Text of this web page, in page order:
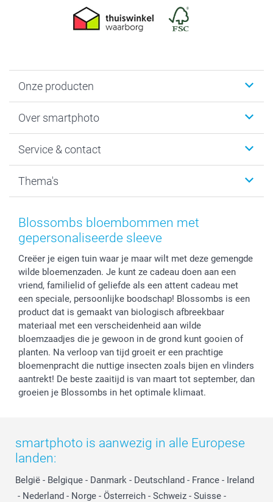
Onze producten
Fotoboeken
Fotocadeaus
Kaarten
Over smartphoto
Vacatures
Bestelproces
Herroepingsrecht
Privacy
Reviews
Prijslijst
Investor Relations
Service & contact
Tevredenheidsgarantie
Mijn orderstatus
smartbonus
service@smartphoto.nl
Affiliate partnerprogramma
Partnerships
Influencer partnerprogramma
Thema's
Baby
Moederdag
Huwelijk
Blossombs bloembommen met
gepersonaliseerde sleeve
Creëer je eigen tuin waar je maar wilt met deze gemengde
wilde bloemenzaden. Je kunt ze cadeau doen aan een
vriend, familielid of geliefde als een attent cadeau met
een speciale, persoonlijke boodschap! Blossombs is een
product dat is gemaakt van biologisch afbreekbaar
materiaal met een verscheidenheid aan wilde
bloemzaadjes die je gewoon in de grond kunt gooien of
planten. Na verloop van tijd groeit er een prachtige
bloemenpracht die nuttige insecten zoals bijen en vlinders
aantrekt! De beste zaaitijd is van maart tot september, dan
groeien je Blossombs in het optimale klimaat.
smartphoto is aanwezig in alle Europese
landen:
België - Belgique - Danmark - Deutschland - France - Ireland
- Nederland - Norge - Österreich - Schweiz - Suisse -